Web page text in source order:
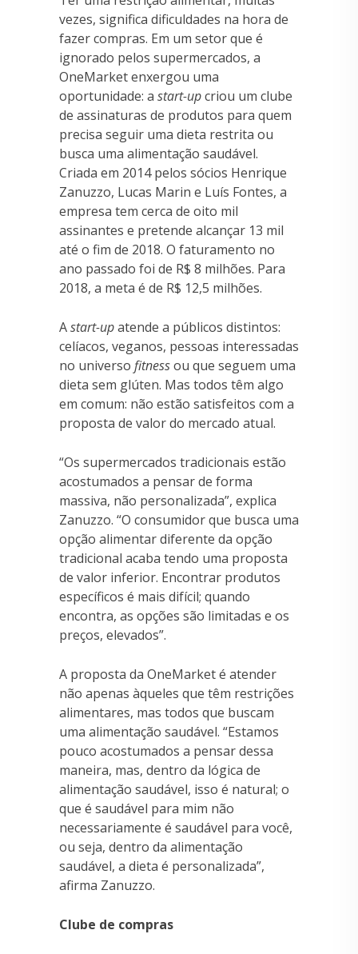
vezes, significa dificuldades na hora de
fazer compras. Em um setor que é
ignorado pelos supermercados, a
OneMarket enxergou uma
oportunidade: a start-upcriou um clube
de assinaturas de produtos para quem
precisa seguir uma dieta restrita ou
busca uma alimentação saudável.
Criada em 2014 pelos sócios Henrique
Zanuzzo, Lucas Marin e Luís Fontes, a
empresa tem cerca de oito mil
assinantes e pretende alcançar 13 mil
até o fim de 2018. O faturamento no
ano passado foi de R$ 8 milhões. Para
2018, a meta é de R$ 12,5 milhões.
Astart-upatende a públicos distintos:
celíacos, veganos, pessoas interessadas
no universo fitnessou que seguem uma
dieta sem glúten. Mas todos têm algo
em comum: não estão satisfeitos com a
proposta de valor do mercado atual.
“Os supermercados tradicionais estão
acostumados a pensar de forma
massiva, não personalizada”, explica
Zanuzzo. “O consumidor que busca uma
opção alimentar diferente da opção
tradicional acaba tendo uma proposta
de valor inferior. Encontrar produtos
específicos é mais difícil; quando
encontra, as opções são limitadas e os
preços, elevados”.
A proposta da OneMarket é atender
não apenas àqueles que têm restrições
alimentares, mas todos que buscam
uma alimentação saudável. “Estamos
pouco acostumados a pensar dessa
maneira, mas, dentro da lógica de
alimentação saudável, isso é natural; o
que é saudável para mim não
necessariamente é saudável para você,
ou seja, dentro da alimentação
saudável, a dieta é personalizada”,
afirma Zanuzzo.
Clube de compras